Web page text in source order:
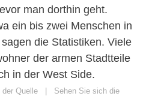
man dorthin geht.
ein bis zwei Menschen in
die Statistiken. Viele
der armen Stadtteile
in der West Side.
Quelle | Sehen Sie sich die